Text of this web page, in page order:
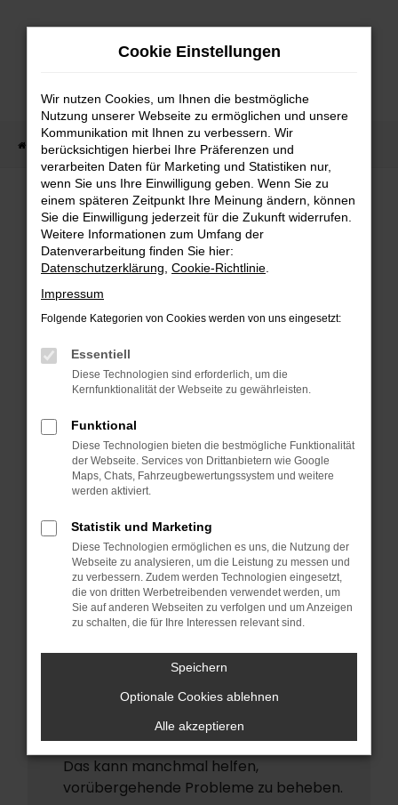
Zum
Startseite Fahrzeug Showroom Fahrzeugbestand
FAHRZEUGBESTAND
Bei Neuwagen Autoland finden Sie eine große
Auswahl an Marken und Modellen.
FEHLER: NETWORK
ERROR
Beim Laden ist ein Fehler aufgetreten.
Hier sind ein paar Tipps, die dir helfen
können:
Überprüfe deine Firewall und deine
Internetverbindung.
Laden andere Webseiten, zum Beispiel
deine Suchmaschine?
Prüfe deine Browsererweiterungen.
Manche Erweiterungen, wie
Werbeblocker, können das Laden
bestimmter Seiten verhindern.
Funktioniert die Seite in einem anderen
Browser oder in einem privaten Fenster?
Starte dein Gerät neu.
Das kann manchmal helfen,
vorübergehende Probleme zu beheben.
Cookie Einstellungen
Wir nutzen Cookies, um Ihnen die bestmögliche
Nutzung unserer Webseite zu ermöglichen und unsere
Kommunikation mit Ihnen zu verbessern. Wir
berücksichtigen hierbei Ihre Präferenzen und
verarbeiten Daten für Marketing und Statistiken nur,
wenn Sie uns Ihre Einwilligung geben. Wenn Sie zu
einem späteren Zeitpunkt Ihre Meinung ändern, können
Sie die Einwilligung jederzeit für die Zukunft widerrufen.
Weitere Informationen zum Umfang der
Datenverarbeitung finden Sie hier:
Datenschutzerklärung Cookie-Richtlinie
Impressum
Folgende Kategorien von Cookies werden von uns eingesetzt:
Essentiell
Diese Technologien sind erforderlich, um die
Kernfunktionalität der Webseite zu gewährleisten.
Funktional
Diese Technologien bieten die bestmögliche Funktionalität
der Webseite. Services von Drittanbietern wie Google
Maps, Chats, Fahrzeugbewertungssystem und weitere
werden aktiviert.
Statistik und Marketing
Diese Technologien ermöglichen es uns, die Nutzung der
Webseite zu analysieren, um die Leistung zu messen und
zu verbessern. Zudem werden Technologien eingesetzt,
die von dritten Werbetreibenden verwendet werden, um
Sie auf anderen Webseiten zu verfolgen und um Anzeigen
zu schalten, die für Ihre Interessen relevant sind.
Speichern
Optionale Cookies ablehnen
Alle akzeptieren